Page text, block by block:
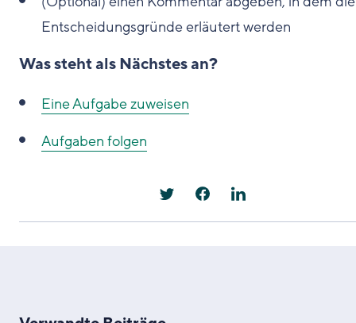
Entscheidungsgründe erläutert werden
Was steht als Nächstes an?
Eine Aufgabe zuweisen
Aufgaben folgen